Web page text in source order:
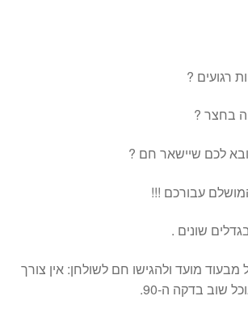
רגועים ?
בחצר ?
לכם שיישאר חם ?
עבורכם !!!
שונים .
מבעוד מועד ולהגישו חם לשולחן: אין צורך
שוב בדקה ה-90.